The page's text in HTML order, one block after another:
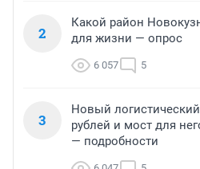
2
Какой район
для жизни — опрос
6 057 5
3
Новый
рублей и мост для
— подробности